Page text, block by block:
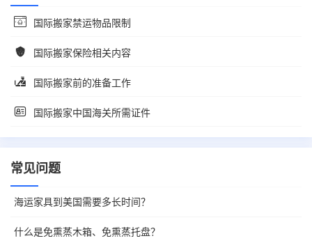
国际搬家禁运物品限制
国际搬家保险相关内容
国际搬家前的准备工作
国际搬家中国海关所需证件
常见问题
海运家具到美国需要多长时间？
什么是免熏蒸木箱、免熏蒸托盘？